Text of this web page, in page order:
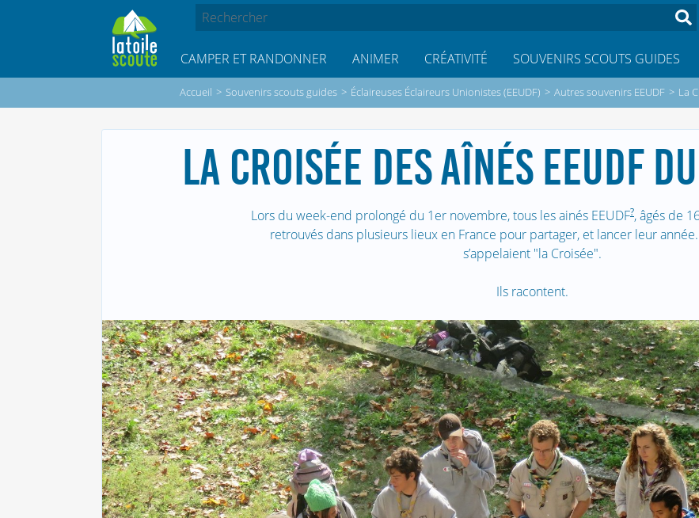
CAMPER ET RANDONNER ANIMER CRÉATIVITÉ SOUVENIRS SCOUTS GUIDES
Accueil > Souvenirs scouts guides > Éclaireuses Éclaireurs Unionistes (EEUDF) > Autres souvenirs EEUDF > La
LA CROISÉE DES AÎNÉS EEUDF
Lors du week-end prolongé du 1er novembre, tous les ainés EEUDF?, âgés de
retrouvés dans plusieurs lieux en France pour partager, et lancer leur
s’appelaient "la Croisée".
Ils racontent.